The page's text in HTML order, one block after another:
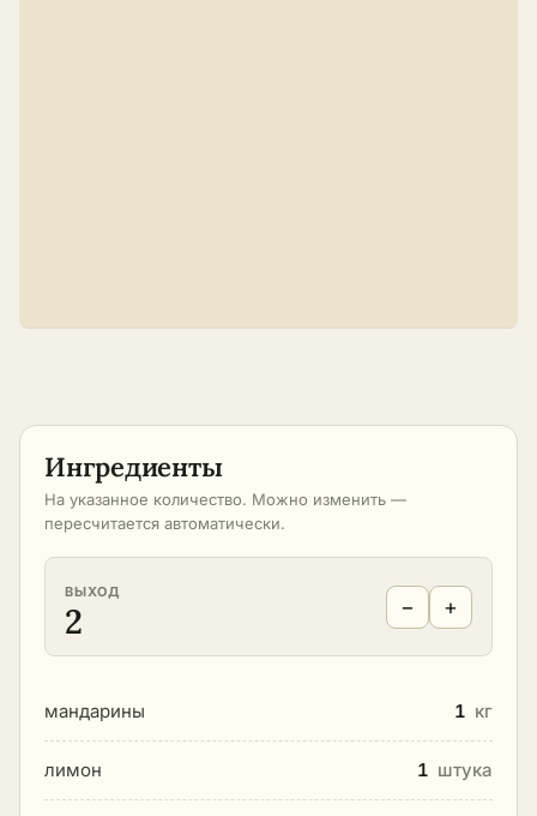
Ингредиенты
На указанное количество. Можно изменить —
пересчитается автоматически.
ВЫХОД
2 − +
мандарины 1 кг
лимон 1 штука